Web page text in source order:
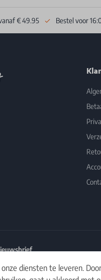
diensten te leveren. Door
€ 49.95 Bestel voor